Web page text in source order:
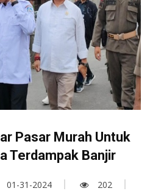
Pasar Murah Untuk
Terdampak Banjir
01-31-2024
202